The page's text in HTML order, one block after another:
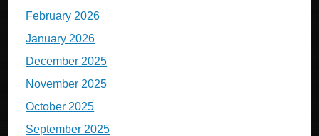
February 2026
January 2026
December 2025
November 2025
October 2025
September 2025